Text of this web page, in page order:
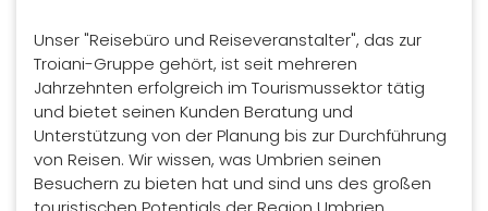
Unser "Reisebüro und Reiseveranstalter", das zur
Troiani-Gruppe gehört, ist seit mehreren
Jahrzehnten erfolgreich im Tourismussektor tätig
und bietet seinen Kunden Beratung und
Unterstützung von der Planung bis zur Durchführung
von Reisen. Wir wissen, was Umbrien seinen
Besuchern zu bieten hat und sind uns des großen